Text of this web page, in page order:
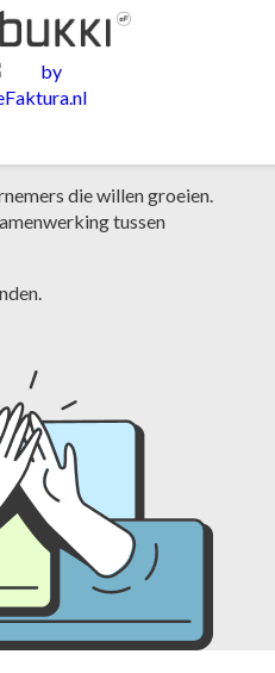
jouw bedrijf
die willen groeien.
tussen